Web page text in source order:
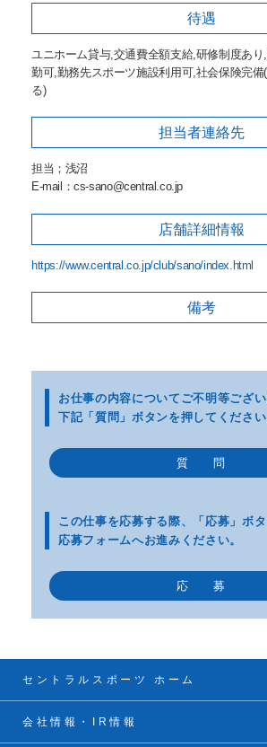
待遇
ユニホーム貸与,交通費全額支給,研修制度あ
勤可,勤務先スポーツ施設利用可,社会保険完備
る)
担当者連絡先
担当；浅沼
E-mail：cs-sano@central.co.jp
店舗詳細情報
https://www.central.co.jp/club/sano/index.html
備考
お仕事の内容についてご不明等ござい
下記「質問」ボタンを押してください
この仕事を応募する際、
「応募」ボ
応募フォームへお進みください。
質 問
応 募
セントラルスポーツ ホーム
会社情報・IR情報